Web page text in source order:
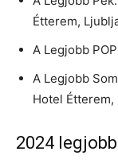
Étterem,
A Legjobb
A Legjobb
Hotel Étterem,
2024